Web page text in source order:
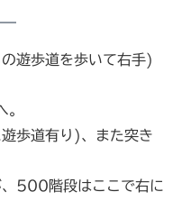
遊歩道を歩いて右手)
。
歩道有り)、また突き
、500階段はここで右に